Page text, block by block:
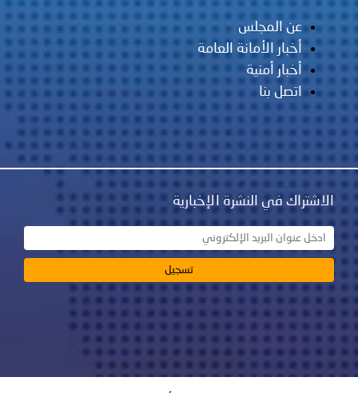
عن المجلس
أخبار الأمانة العامة
أخبار أمنية
اتصل بنا
الاشتراك في النشرة الإخبارية